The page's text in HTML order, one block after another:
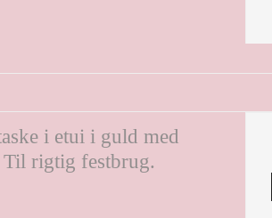
i etui i guld med
rigtig festbrug.